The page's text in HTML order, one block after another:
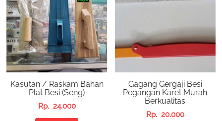
Kasutan / Raskam Bahan
Plat Besi (Seng)
Rp. 24.000
Gagang Gergaji Besi
Pegangan Karet Murah
Berkualitas
Rp. 20.000